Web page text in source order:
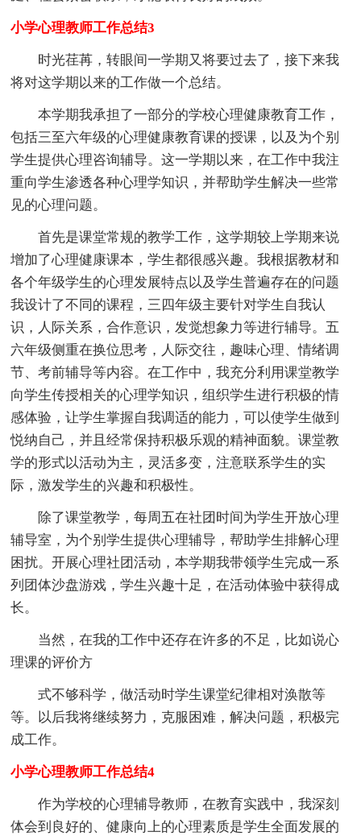
小学心理教师工作总结3
时光荏苒，转眼间一学期又将要过去了，接下来我
将对这学期以来的工作做一个总结。
本学期我承担了一部分的学校心理健康教育工作，
包括三至六年级的心理健康教育课的授课，以及为个别
学生提供心理咨询辅导。这一学期以来，在工作中我注
重向学生渗透各种心理学知识，并帮助学生解决一些常
见的心理问题。
首先是课堂常规的教学工作，这学期较上学期来说
增加了心理健康课本，学生都很感兴趣。我根据教材和
各个年级学生的心理发展特点以及学生普遍存在的问题
我设计了不同的课程，三四年级主要针对学生自我认
识，人际关系，合作意识，发觉想象力等进行辅导。五
六年级侧重在换位思考，人际交往，趣味心理、情绪调
节、考前辅导等内容。在工作中，我充分利用课堂教学
向学生传授相关的心理学知识，组织学生进行积极的情
感体验，让学生掌握自我调适的能力，可以使学生做到
悦纳自己，并且经常保持积极乐观的精神面貌。课堂教
学的形式以活动为主，灵活多变，注意联系学生的实
际，激发学生的兴趣和积极性。
除了课堂教学，每周五在社团时间为学生开放心理
辅导室，为个别学生提供心理辅导，帮助学生排解心理
困扰。开展心理社团活动，本学期我带领学生完成一系
列团体沙盘游戏，学生兴趣十足，在活动体验中获得成
长。
当然，在我的工作中还存在许多的不足，比如说心
理课的评价方
式不够科学，做活动时学生课堂纪律相对涣散等
等。以后我将继续努力，克服困难，解决问题，积极完
成工作。
小学心理教师工作总结4
作为学校的心理辅导教师，在教育实践中，我深刻
体会到良好的、健康向上的心理素质是学生全面发展的